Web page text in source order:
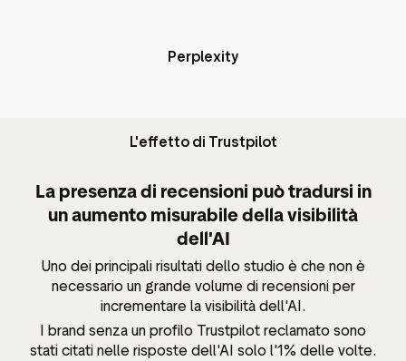
Perplexity
L'effetto di Trustpilot
La presenza di recensioni può tradursi in
un aumento misurabile della visibilità
dell'AI
Uno dei principali risultati dello studio è che non è
necessario un grande volume di recensioni per
incrementare la visibilità dell'AI.
I brand senza un profilo Trustpilot reclamato sono
stati citati nelle risposte dell'AI solo l'1% delle volte.